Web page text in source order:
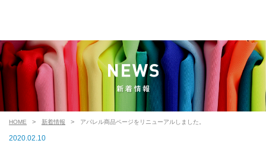
HOME 新着情報 アパレル商品ページをリニューアルしました。
2020.02.10